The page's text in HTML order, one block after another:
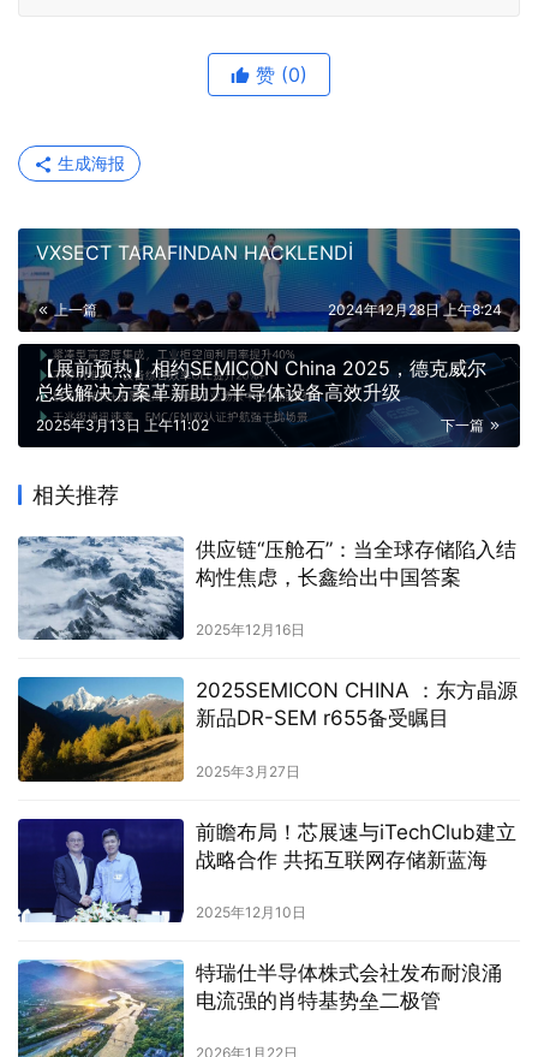
赞 (0)
生成海报
VXSECT TARAFINDAN HACKLENDİ
上一篇 2024年12月28日 上午8:24
【展前预热】相约SEMICON China 2025，德克威尔
总线解决方案革新助力半导体设备高效升级‌
下一篇
2025年3月13日 上午11:02
相关推荐
供应链“压舱石”：当全球存储陷入结
构性焦虑，长鑫给出中国答案
2025年12月16日
2025SEMICON CHINA ：东方晶源
新品DR-SEM r655备受瞩目
2025年3月27日
前瞻布局！芯展速与iTechClub建立
战略合作 共拓互联网存储新蓝海
2025年12月10日
特瑞仕半导体株式会社发布耐浪涌
电流强的肖特基势垒二极管
2026年1月22日